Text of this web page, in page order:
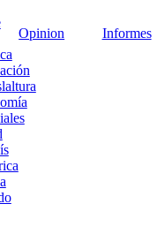
Opinion Informes